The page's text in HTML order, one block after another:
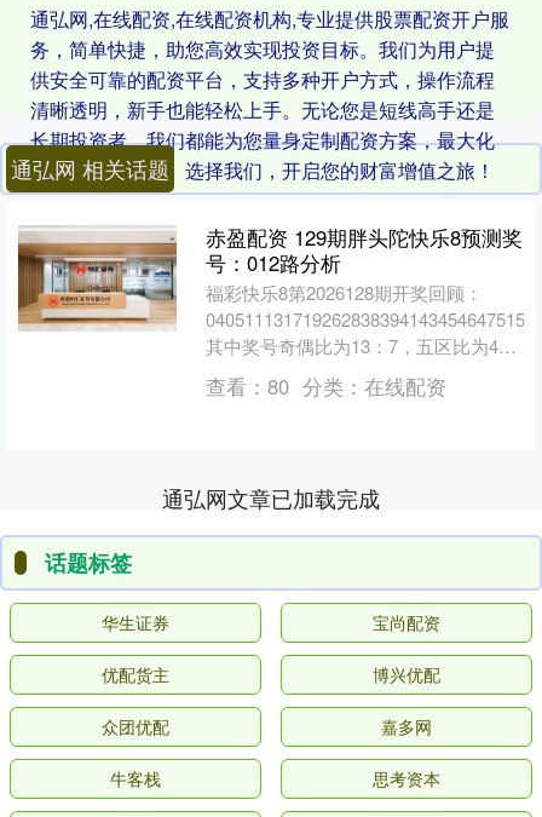
通弘网,在线配资,在线配资机构,专业提供股票配资开户服
务，简单快捷，助您高效实现投资目标。我们为用户提
供安全可靠的配资平台，支持多种开户方式，操作流程
清晰透明，新手也能轻松上手。无论您是短线高手还是
长期投资者，我们都能为您量身定制配资方案，最大化
提升资金利用率。选择我们，开启您的财富增值之旅！
通弘网 相关话题
赤盈配资 129期胖头陀快乐8预测奖
号：012路分析
福彩快乐8第2026128期开奖回顾：
其中奖号奇偶比为13：7，五区比为4：
4....
查看： 80 分类： 在线配资
通弘网文章已加载完成
话题标签
华生证券 宝尚配资
优配货主 博兴优配
众团优配 嘉多网
牛客栈 思考资本